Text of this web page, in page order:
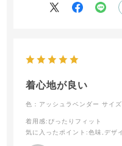
着心地が良い
色：アッシュラベンダー サイ
着用感:ぴったりフィット
気に入ったポイント :色味,デザ